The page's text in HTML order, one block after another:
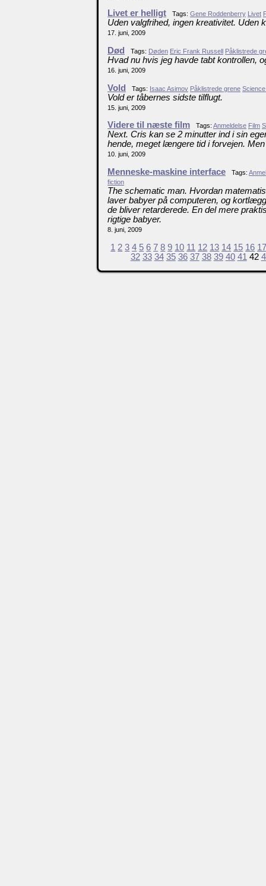
Livet er helligt Tags: Gene Roddenberry Livet
Uden valgfrihed, ingen kreativitet. Uden
17. juni, 2009
Død Tags: Døden Eric Frank Russell Påklistrede
Hvad nu hvis jeg havde tabt kontrollen,
16. juni, 2009
Vold Tags: Isaac Asimov Påklistrede grene
Vold er tåbernes sidste tilflugt.
15. juni, 2009
Videre til næste film Tags: Anmeldelse Film
Next. Cris kan se 2 minutter ind i sin
hende, meget længere tid i forvejen.
10. juni, 2009
Menneske-maskine interface Tags:
fiction
The schematic man. Hvordan
laver babyer på computeren, og
de bliver retarderede. En del mere
rigtige babyer.
8. juni, 2009
1 2 3 4 5 6 7 8 9 10 11 12 13 14 15 16
32 33 34 35 36 37 38 39 40 41 42